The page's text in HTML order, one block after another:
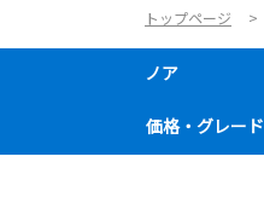
トップページ
ノア
価格・グレード